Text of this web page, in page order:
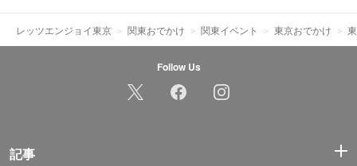
レッツエンジョイ東京 関東おでかけ 関東イベント 東京おでかけ
Follow Us
記事